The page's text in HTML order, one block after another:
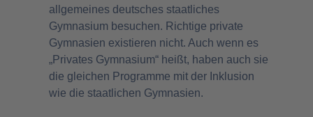
allgemeines deutsches staatliches
Gymnasium besuchen. Richtige private
Gymnasien existieren nicht. Auch wenn es
„Privates Gymnasium“ heißt, haben auch sie
die gleichen Programme mit der Inklusion
wie die staatlichen Gymnasien.